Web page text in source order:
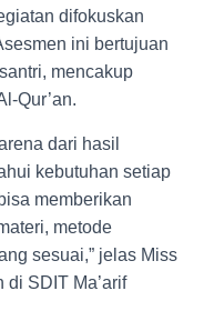
difokuskan
ini bertujuan
mencakup
Qur’an.
dari hasil
kebutuhan setiap
memberikan
metode
sesuai,” jelas Miss
di SDIT Ma’arif